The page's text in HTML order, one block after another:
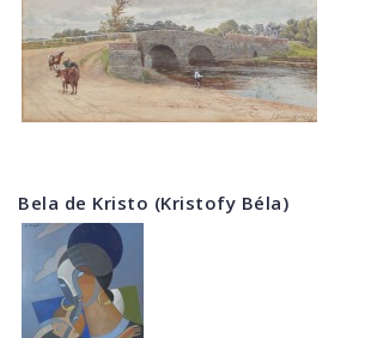
Bela de Kristo (Kristofy Béla)